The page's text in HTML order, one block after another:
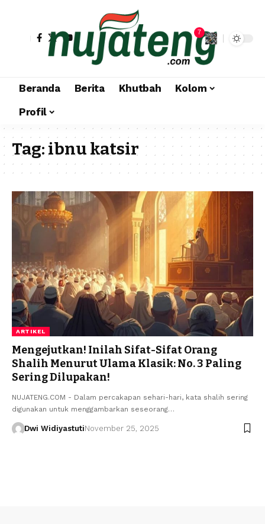
7
Beranda Berita Khutbah
Kolom
Profil
Tag:ibnu katsir
ARTIKEL
Mengejutkan! Inilah Sifat-Sifat Orang
Shalih Menurut Ulama Klasik: No. 3 Paling
Sering Dilupakan!
NUJATENG.COM - Dalam percakapan sehari-hari, kata shalih sering
digunakan untuk menggambarkan seseorang…
Dwi WidiyastutiNovember 25, 2025